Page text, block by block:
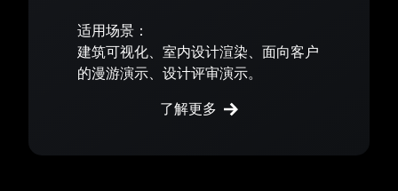
适用场景：
建筑可视化、室内设计渲染、面向客户
的漫游演示、设计评审演示。
了解更多